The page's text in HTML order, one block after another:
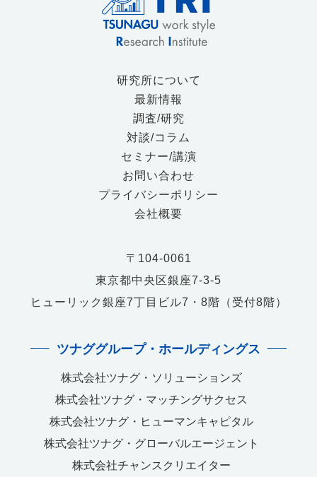
研究所について
最新情報
調査/研究
対談/コラム
セミナー/講演
お問い合わせ
プライバシーポリシー
会社概要
〒104-0061
東京都中央区銀座7-3-5
ヒューリック銀座7丁目ビル7・8階（受付8階）
ツナググループ・ホールディングス
株式会社ツナグ・ソリューションズ
株式会社ツナグ・マッチングサクセス
株式会社ツナグ・ヒューマンキャピタル
株式会社ツナグ・グローバルエージェント
株式会社チャンスクリエイター